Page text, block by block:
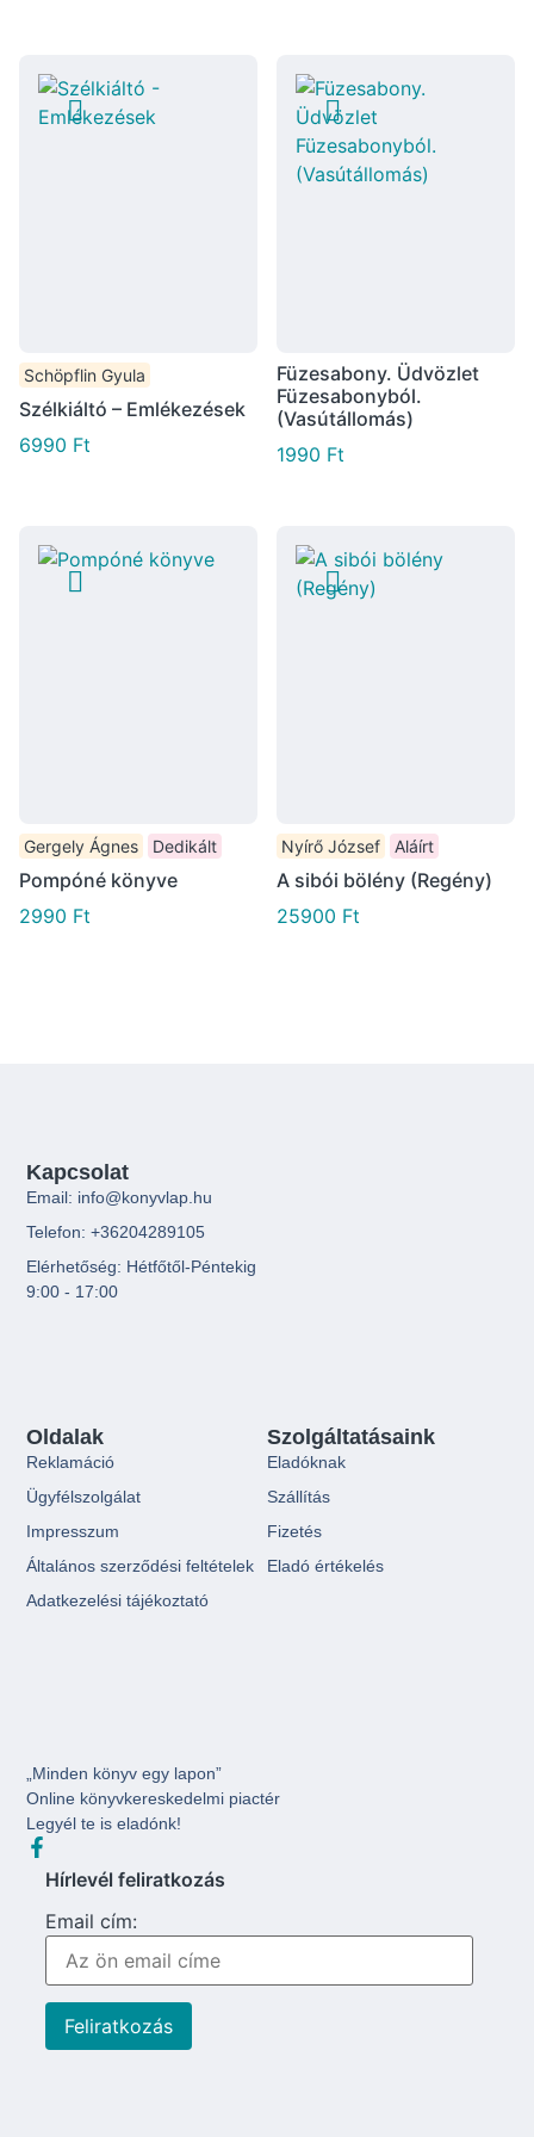
Schöpflin Gyula
Szélkiáltó – Emlékezések
6990 Ft
Füzesabony. Üdvözlet
Füzesabonyból.
(Vasútállomás)
1990 Ft
Gergely Ágnes Dedikált
Pompóné könyve
2990 Ft
Nyírő József Aláírt
A sibói bölény (Regény)
25900 Ft
„Minden könyv egy lapon”
Online könyvkereskedelmi piactér
Legyél te is eladónk!
Hírlevél feliratkozás
Email cím:
Szolgáltatásaink
Eladóknak
Szállítás
Fizetés
Eladó értékelés
Oldalak
Reklamáció
Ügyfélszolgálat
Impresszum
Általános szerződési feltételek
Adatkezelési tájékoztató
Kapcsolat
Email: info@konyvlap.hu
Telefon: +36204289105
Elérhetőség: Hétfőtől-Péntekig
9:00 - 17:00